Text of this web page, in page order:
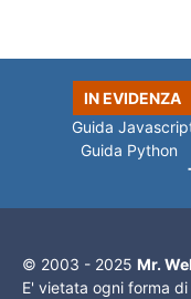
IN EVIDENZA
Guida
Guida Python
© 2003 - 2025 Mr.
E' vietata ogni forma